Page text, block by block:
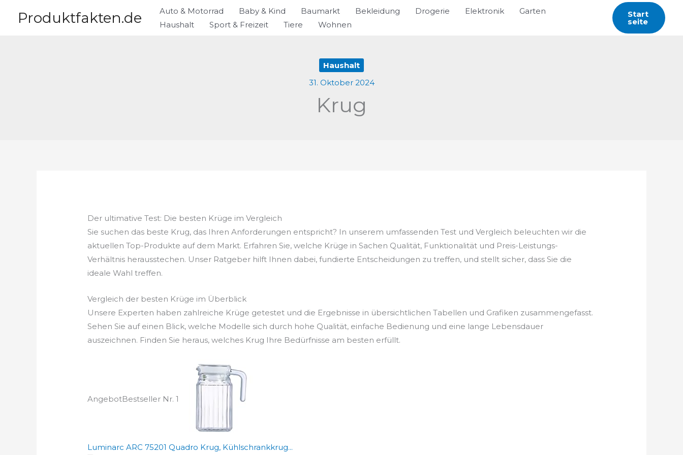
InhaltProduktfakten.de Auto & Motorrad Baby & Kind Baumarkt Bekleidung Drogerie Elektronik
Garten
Haushalt
Sport & Freizeit Tiere Wohnen
Start
Seite
Haushalt
31. Oktober 2024
Krug
Der ultimative Test: Die besten Krüge im Vergleich
Sie suchen das beste Krug, das Ihren Anforderungen entspricht? In unserem umfassenden Test und Vergleich beleuchten wir die
aktuellen Top-Produkte auf dem Markt. Erfahren Sie, welche Krüge in Sachen Qualität, Funktionalität und Preis-Leistungs-
Verhältnis herausstechen. Unser Ratgeber hilft Ihnen dabei, fundierte Entscheidungen zu treffen, und stellt sicher, dass Sie die
ideale Wahl treffen.
Vergleich der besten Krüge im Überblick
Unsere Experten haben zahlreiche Krüge getestet und die Ergebnisse in übersichtlichen Tabellen und Grafiken zusammengefasst.
Sehen Sie auf einen Blick, welche Modelle sich durch hohe Qualität, einfache Bedienung und eine lange Lebensdauer
auszeichnen. Finden Sie heraus, welches Krug Ihre Bedürfnisse am besten erfüllt.
AngebotBestseller Nr. 1
Luminarc ARC 75201 Quadro Krug, Kühlschrankkrug...